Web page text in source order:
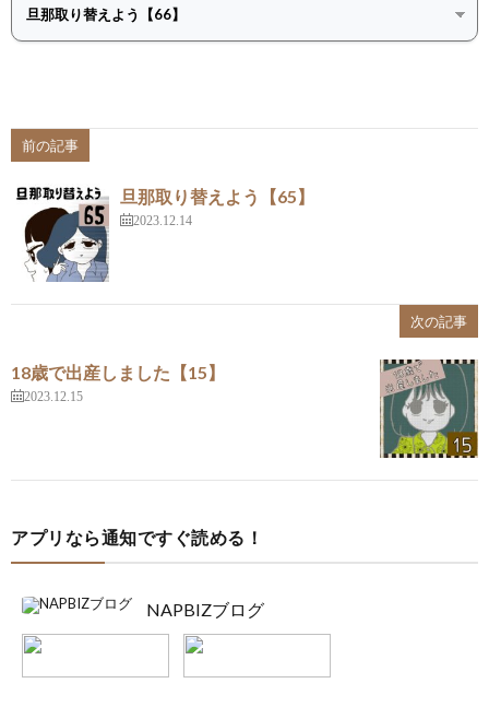
前の記事
旦那取り替えよう【65】
2023.12.14
次の記事
18歳で出産しました【15】
2023.12.15
アプリなら通知ですぐ読める！
NAPBIZブログ